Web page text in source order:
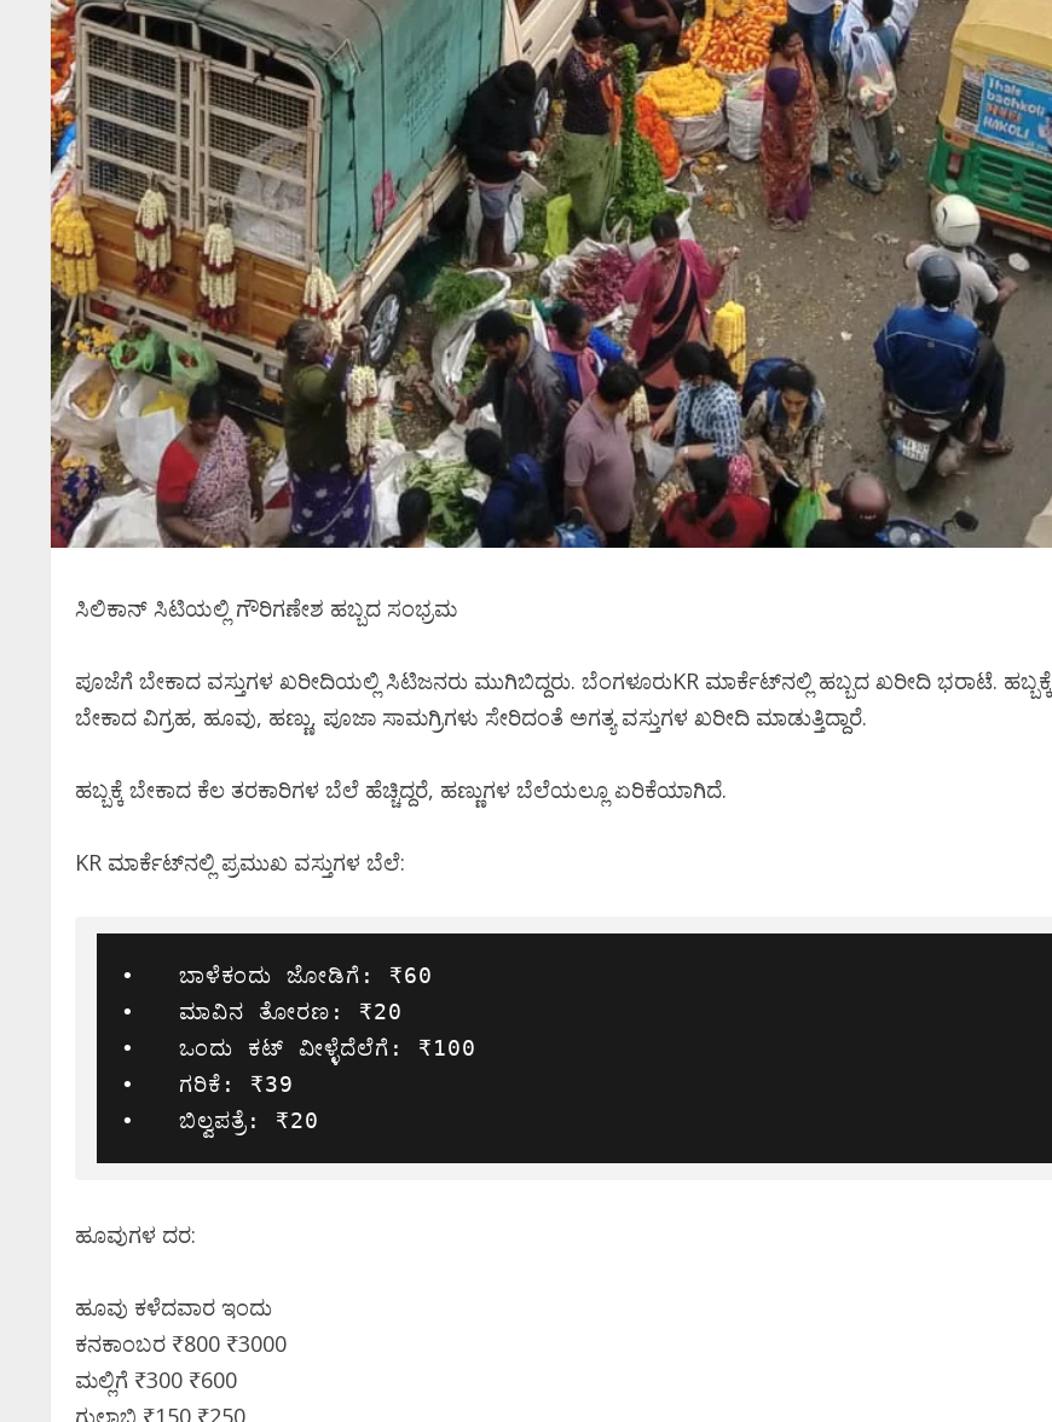
ಸಿಲಿಕಾನ್ ಸಿಟಿಯಲ್ಲಿ ಗೌರಿಗಣೇಶ ಹಬ್ಬದ ಸಂಭ್ರಮ
ಪೂಜೆಗೆ ಬೇಕಾದ ವಸ್ತುಗಳ ಖರೀದಿಯಲ್ಲಿ ಸಿಟಿಜನರು ಮುಗಿಬಿದ್ದರು. ಬೆಂಗಳೂರುKR ಮಾರ್ಕೆಟ್‌ನಲ್ಲಿ ಹಬ್ಬದ ಖರೀದಿ ಭರಾಟೆ. ಹಬ್ಬಕ್ಕೆ
ಬೇಕಾದ ವಿಗ್ರಹ, ಹೂವು, ಹಣ್ಣು, ಪೂಜಾ ಸಾಮಗ್ರಿಗಳು ಸೇರಿದಂತೆ ಅಗತ್ಯ ವಸ್ತುಗಳ ಖರೀದಿ ಮಾಡುತ್ತಿದ್ದಾರೆ.
ಹಬ್ಬಕ್ಕೆ ಬೇಕಾದ ಕೆಲ ತರಕಾರಿಗಳ ಬೆಲೆ ಹೆಚ್ಚಿದ್ದರೆ, ಹಣ್ಣುಗಳ ಬೆಲೆಯಲ್ಲೂ ಏರಿಕೆಯಾಗಿದೆ.
KR ಮಾರ್ಕೆಟ್‌ನಲ್ಲಿ ಪ್ರಮುಖ ವಸ್ತುಗಳ ಬೆಲೆ:
•   ಬಾಳೆಕಂದು ಜೋಡಿಗೆ: ₹60
•   ಮಾವಿನ ತೋರಣ: ₹20
•   ಒಂದು ಕಟ್ ವೀಳ್ಳೆದೆಲೆಗೆ: ₹100
•   ಗರಿಕೆ: ₹39
•   ಬಿಲ್ವಪತ್ರೆ: ₹20
ಹೂವುಗಳ ದರ:
ಹೂವು ಕಳೆದವಾರ ಇಂದು
ಕನಕಾಂಬರ ₹800 ₹3000
ಮಲ್ಲಿಗೆ ₹300 ₹600
Ashitha S May 13, 2026 Ashwaveega June 3, 2026 0 Ashwaveega